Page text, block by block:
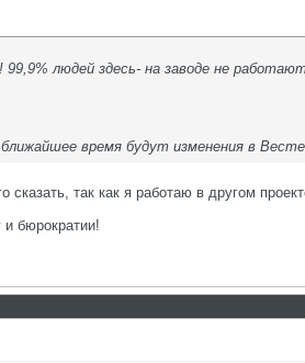
людей здесь- на заводе не
время будут изменения в
так как я работаю в другом
и бюрократии!